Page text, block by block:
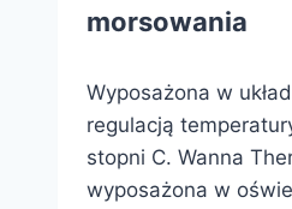
morsowania
Wyposażona w
regulacją
stopni C. Wanna
wyposażona w